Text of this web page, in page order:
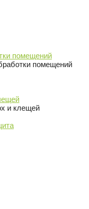
помещений
помещений
и клещей